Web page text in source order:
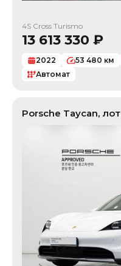
4S Cross Turismo
13 613 330 ₽
2022 53 480 км
Автомат
Porsche Taycan, лот